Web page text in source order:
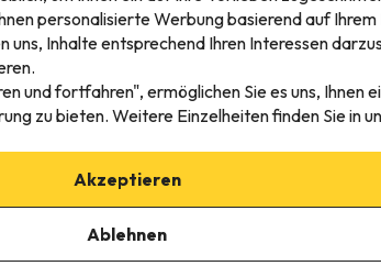
über Weihnachten
174 €
Skiurlaub im Februar
personalisierte Werbung basierend auf Ihrem
uns, Inhalte entsprechend Ihren Interessen
und fortfahren", ermöglichen Sie es uns, Ihnen
zu bieten. Weitere Einzelheiten finden Sie in
Akzeptieren
Ablehnen